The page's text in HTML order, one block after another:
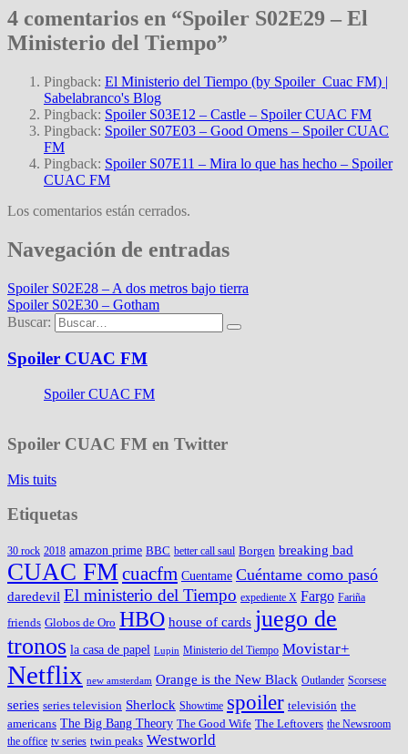
4 comentarios en “Spoiler S02E29 – El
Ministerio del Tiempo”
Pingback: El Ministerio del Tiempo (by Spoiler_Cuac FM) |
Sabelabranco's Blog
Pingback: Spoiler S03E12 – Castle – Spoiler CUAC FM
Pingback: Spoiler S07E03 – Good Omens – Spoiler CUAC
FM
Pingback: Spoiler S07E11 – Mira lo que has hecho – Spoiler
CUAC FM
Los comentarios están cerrados.
Navegación de entradas
Spoiler S02E28 – A dos metros bajo tierra
Spoiler S02E30 – Gotham
Buscar:
Spoiler CUAC FM
Spoiler CUAC FM
Spoiler CUAC FM en Twitter
Mis tuits
Etiquetas
30 rock 2018 amazon prime BBC better call saul Borgen breaking bad
CUAC FMcuacfm Cuentame Cuéntame como pasó
daredevil El ministerio del Tiempo expediente X Fargo Fariña
friends Globos de Oro HBO house of cards juego de
tronos la casa de papel Lupin Ministerio del Tiempo Movistar+
Netflix new amsterdam Orange is the New Black Outlander Scorsese
series series television Sherlock Showtime spoiler televisión the
americans The Big Bang Theory The Good Wife The Leftovers the Newsroom
the office tv series twin peaks Westworld